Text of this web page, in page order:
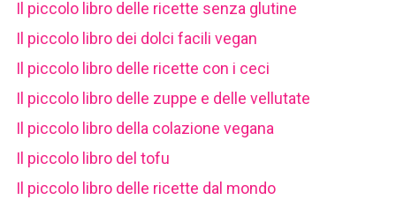
Il piccolo libro delle ricette senza glutine
Il piccolo libro dei dolci facili vegan
Il piccolo libro delle ricette con i ceci
Il piccolo libro delle zuppe e delle vellutate
Il piccolo libro della colazione vegana
Il piccolo libro del tofu
Il piccolo libro delle ricette dal mondo